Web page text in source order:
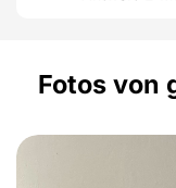
Fotos von